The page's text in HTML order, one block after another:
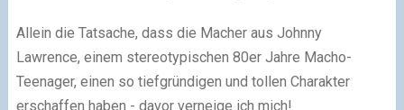
Allein die Tatsache, dass die Macher aus Johnny
Lawrence, einem stereotypischen 80er Jahre Macho-
Teenager, einen so tiefgründigen und tollen Charakter
erschaffen haben - davor verneige ich mich!